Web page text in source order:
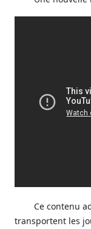
Ce contenu
transportent les